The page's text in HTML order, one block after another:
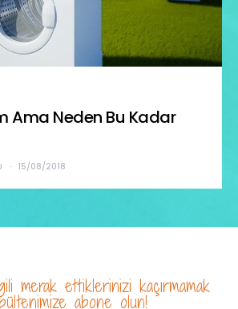
Ama Neden Bu Kadar
15/08/2018
merak ettiklerinizi kaçırmamak
abone olun!